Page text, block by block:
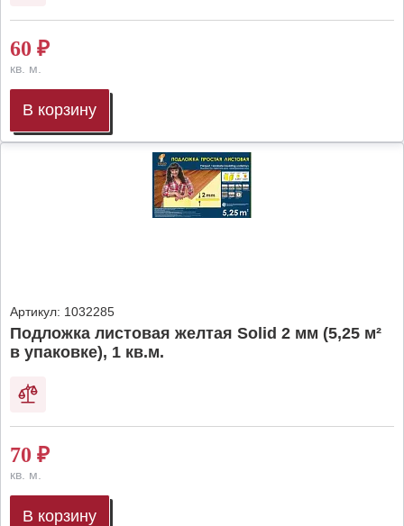
60 ₽
кв. м.
В корзину
Артикул: 1032285
Подложка листовая желтая Solid 2 мм (5,25 м²
в упаковке), 1 кв.м.
70 ₽
кв. м.
В корзину